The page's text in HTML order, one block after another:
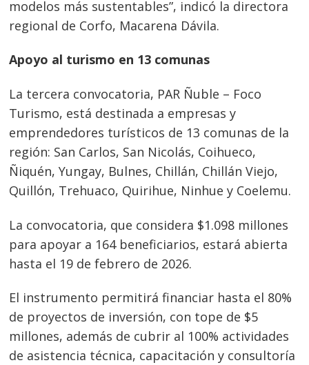
modelos más sustentables”, indicó la directora
regional de Corfo, Macarena Dávila.
Apoyo al turismo en 13 comunas
La tercera convocatoria, PAR Ñuble – Foco
Turismo, está destinada a empresas y
emprendedores turísticos de 13 comunas de la
región: San Carlos, San Nicolás, Coihueco,
Ñiquén, Yungay, Bulnes, Chillán, Chillán Viejo,
Quillón, Trehuaco, Quirihue, Ninhue y Coelemu.
La convocatoria, que considera $1.098 millones
para apoyar a 164 beneficiarios, estará abierta
hasta el 19 de febrero de 2026.
El instrumento permitirá financiar hasta el 80%
de proyectos de inversión, con tope de $5
millones, además de cubrir al 100% actividades
de asistencia técnica, capacitación y consultoría